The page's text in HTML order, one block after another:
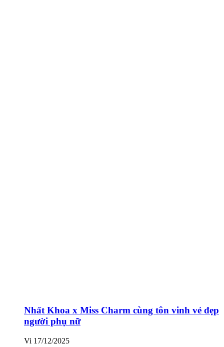
Nhất Khoa x Miss Charm cùng tôn vinh vẻ đẹp
người phụ nữ
Vi 17/12/2025